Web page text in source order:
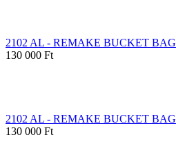
2102 AL - REMAKE BUCKET BAG
130 000 Ft
2102 AL - REMAKE BUCKET BAG
130 000 Ft